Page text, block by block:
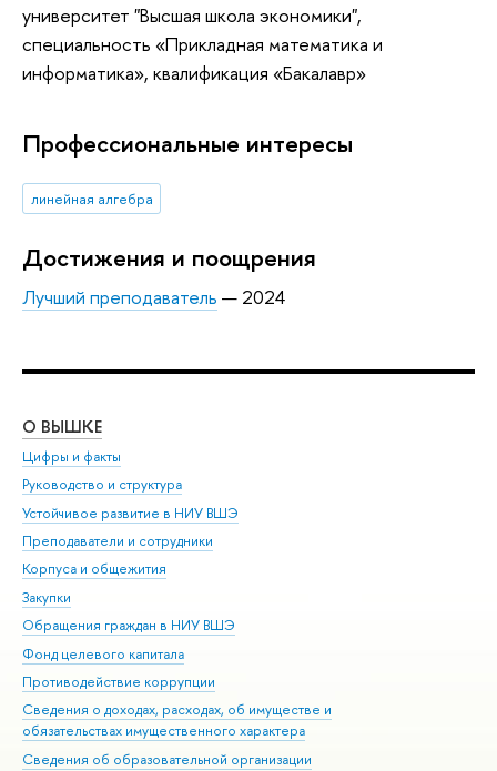
университет "Высшая школа экономики",
специальность «Прикладная математика и
информатика», квалификация «Бакалавр»
Профессиональные интересы
линейная алгебра
Достижения и поощрения
Лучший преподаватель — 2024
О ВЫШКЕ
Цифры и факты
Руководство и структура
Устойчивое развитие в НИУ ВШЭ
Преподаватели и сотрудники
Корпуса и общежития
Закупки
Обращения граждан в НИУ ВШЭ
Фонд целевого капитала
Противодействие коррупции
Сведения о доходах, расходах, об имуществе и
обязательствах имущественного характера
Сведения об образовательной организации